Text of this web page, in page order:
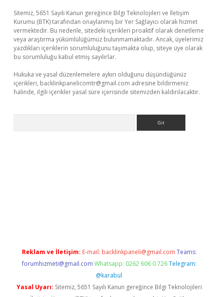
Sitemiz, 5651 Sayılı Kanun gereğince Bilgi Teknolojileri ve İletişim
Kurumu (BTK) tarafından onaylanmış bir Yer Sağlayıcı olarak hizmet
vermektedir. Bu nedenle, sitedeki içerikleri proaktif olarak denetleme
veya araştırma yükümlülüğümüz bulunmamaktadır. Ancak, üyelerimiz
yazdıkları içeriklerin sorumluluğunu taşımakta olup, siteye üye olarak
bu sorumluluğu kabul etmiş sayılırlar.
Hukuka ve yasal düzenlemelere aykırı olduğunu düşündüğünüz
içerikleri, backlinkpanelicomtr@gmail.com adresine bildirmeniz
halinde, ilgili içerikler yasal süre içerisinde sitemizden kaldırılacaktır.
Reklam ve İletişim: E-mail: backlinkpaneli@gmail.com Teams:
forumhizmeti@gmail.com Whatsapp: 0262 606 0 726 Telegram:
@karabul
Yasal Uyarı: Sitemiz, 5651 Sayılı Kanun gereğince Bilgi Teknolojileri